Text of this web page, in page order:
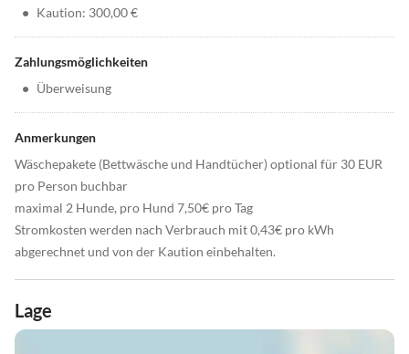
• Kaution: 300,00 €
Zahlungsmöglichkeiten
• Überweisung
Anmerkungen
Wäschepakete (Bettwäsche und Handtücher) optional für 30 EUR
pro Person buchbar
maximal 2 Hunde, pro Hund 7,50€ pro Tag
Stromkosten werden nach Verbrauch mit 0,43€ pro kWh
abgerechnet und von der Kaution einbehalten.
Lage